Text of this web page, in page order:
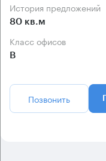
История предложений
80 кв.м
Класс офисов
B
Позвонить